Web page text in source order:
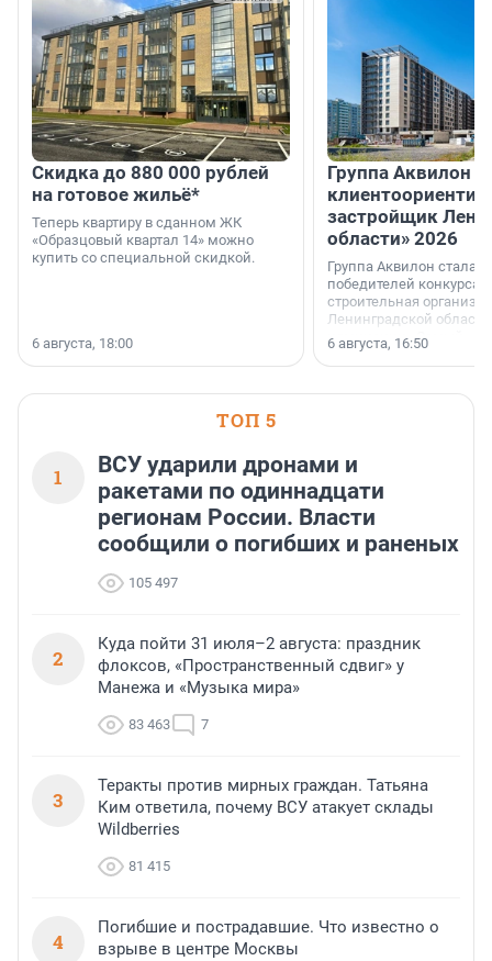
Скидка до 880 000 рублей
на готовое жильё*
Теперь квартиру в сданном ЖК
«Образцовый квартал 14» можно
купить со специальной скидкой.
6 августа, 18:00
Группа Аквилон
застройщик
области» 2026
Группа Аквилон стала
победителей конкурса
строительная
Ленинградской области
номинации «Самый
застройщик
области».
6 августа, 16:50
ТОП 5
1
ВСУ ударили дронами и
ракетами по одиннадцати
регионам России. Власти
сообщили о погибших и раненых
105 497
2
Куда пойти 31 июля–2 августа: праздник
флоксов, «Пространственный сдвиг» у
Манежа и «Музыка мира»
83 463 7
3
Теракты против мирных граждан. Татьяна
Ким ответила, почему ВСУ атакует склады
Wildberries
81 415
4
Погибшие и пострадавшие. Что известно о
взрыве в центре Москвы